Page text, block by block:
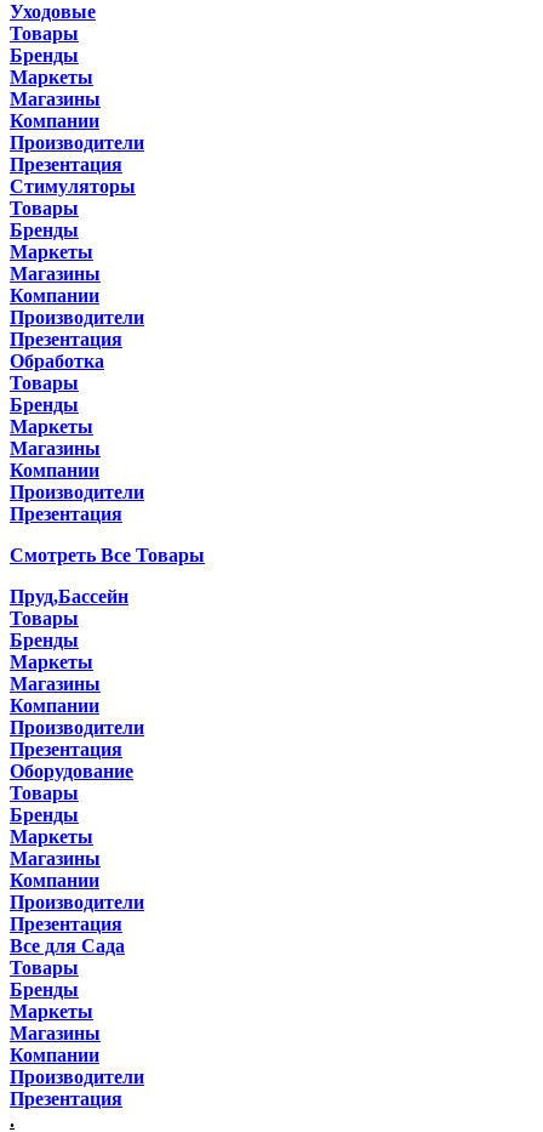
Уходовые
Товары
Бренды
Маркеты
Магазины
Компании
Производители
Презентация
Стимуляторы
Товары
Бренды
Маркеты
Магазины
Компании
Производители
Презентация
Обработка
Товары
Бренды
Маркеты
Магазины
Компании
Производители
Презентация
Смотреть Все Товары
Пруд,Бассейн
Товары
Бренды
Маркеты
Магазины
Компании
Производители
Презентация
Оборудование
Товары
Бренды
Маркеты
Магазины
Компании
Производители
Презентация
Все для Сада
Товары
Бренды
Маркеты
Магазины
Компании
Производители
Презентация
.